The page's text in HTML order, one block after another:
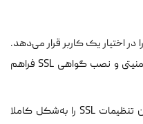
اختیار یک کاربر قرار می‌دهد.
در نتیجه، کنترل کامل روی تنظیمات امنیتی و نصب گواهی SSL فراهم
می‌توان تنظیمات SSL را به‌شکل کاملا